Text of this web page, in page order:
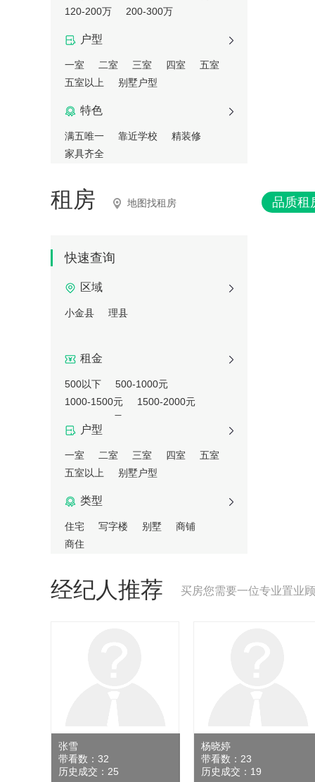
120-200万
200-300万
户型
一室 二室 三室 四室
五室
五室以上
别墅户型
特色
满五唯一 靠近学校
精装修
家具齐全
租房 地图找租房 品质租
快速查询
区域
小金县 理县
租金
500以下
500-1000元
1000-1500元
1500-2000元
2000-3000元
户型
一室 二室 三室 四室
五室
五室以上
别墅户型
类型
住宅 写字楼 别墅
商铺
商住
经纪人推荐 买房您需要一位专业置业
张雪
带看数： 32
历史成交： 25
杨晓婷
带看数： 23
历史成交： 19